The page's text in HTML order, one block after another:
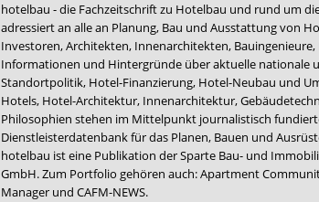
hotelbau - die Fachzeitschrift zu Hotelbau und rund um
adressiert an alle an Planung, Bau und Ausstattung von
Investoren, Architekten, Innenarchitekten,
Informationen und Hintergründe über aktuelle
Standortpolitik, Hotel-Finanzierung, Hotel-Neubau und
Hotels, Hotel-Architektur, Innenarchitektur,
Philosophien stehen im Mittelpunkt journalistisch
Dienstleisterdatenbank für das Planen, Bauen und
hotelbau ist eine Publikation der Sparte Bau- und
GmbH. Zum Portfolio gehören auch:Apartment
Manager und CAFM-NEWS.